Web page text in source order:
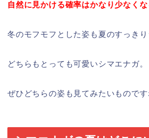
自然に見かける確率はかなり少なくな
冬のモフモフとした姿も夏のすっき
どちらもとっても可愛いシマエナガ。
ぜひどちらの姿も見てみたいものです